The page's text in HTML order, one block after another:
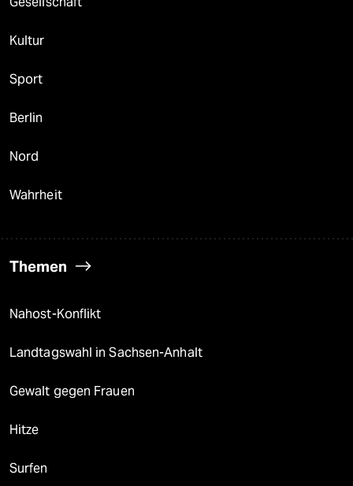
Kultur
Sport
Berlin
Nord
Wahrheit
Themen
Nahost-Konflikt
Landtagswahl in Sachsen-Anhalt
Gewalt gegen Frauen
Hitze
Surfen